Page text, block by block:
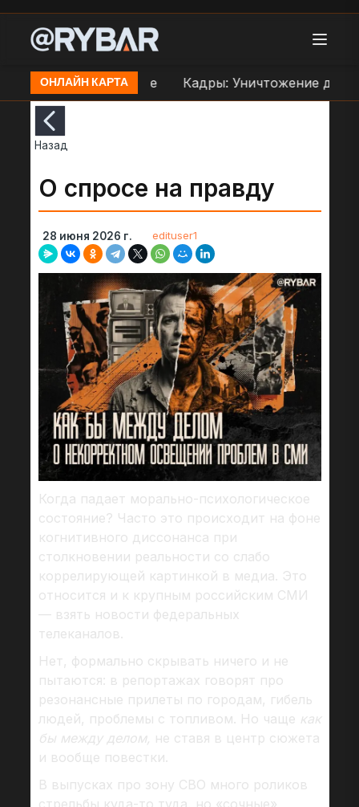
ОНЛАЙН КАРТА
ВСУ в Орехове Кадры: Уничтожение
Назад
О спросе на правду
28 июня 2026 г. edituser1
Когда падает морально-психологическое
состояние? Часто это происходит на фоне
когнитивного диссонанса при
столкновении реальности со слабо
коррелирующей картинкой в медиа. Это
относится и к крупным российским СМИ
— взять новости федеральных
телеканалов.
Нет, формально скрывать ничего и не
пытаются: в репортажах говорят про
резонансные прилеты по городам, гибель
людей, проблемы с топливом. Но чаще как
бы между делом, не ставя в центр сюжета
и вообще повестки.
В выпусках про зону СВО много роликов
стрельбы куда-то туда, но «сочные»